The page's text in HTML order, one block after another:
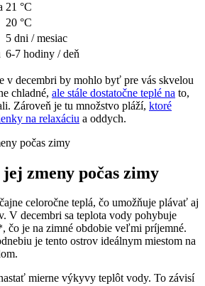
21 °C
20 °C
5 dni / mesiac
6-7 hodiny / deň
v decembri by mohlo byť pre vás skvelou
chladné, ale stále dostatočne teplé na to,
Zároveň je tu množstvo pláží, ktoré
na relaxáciu a oddych.
zmeny počas zimy
celoročne teplá, čo umožňuje plávať aj
V decembri sa teplota vody pohybuje
čo je na zimné obdobie veľmi príjemné.
je tento ostrov ideálnym miestom na
mierne výkyvy teplôt vody. To závisí